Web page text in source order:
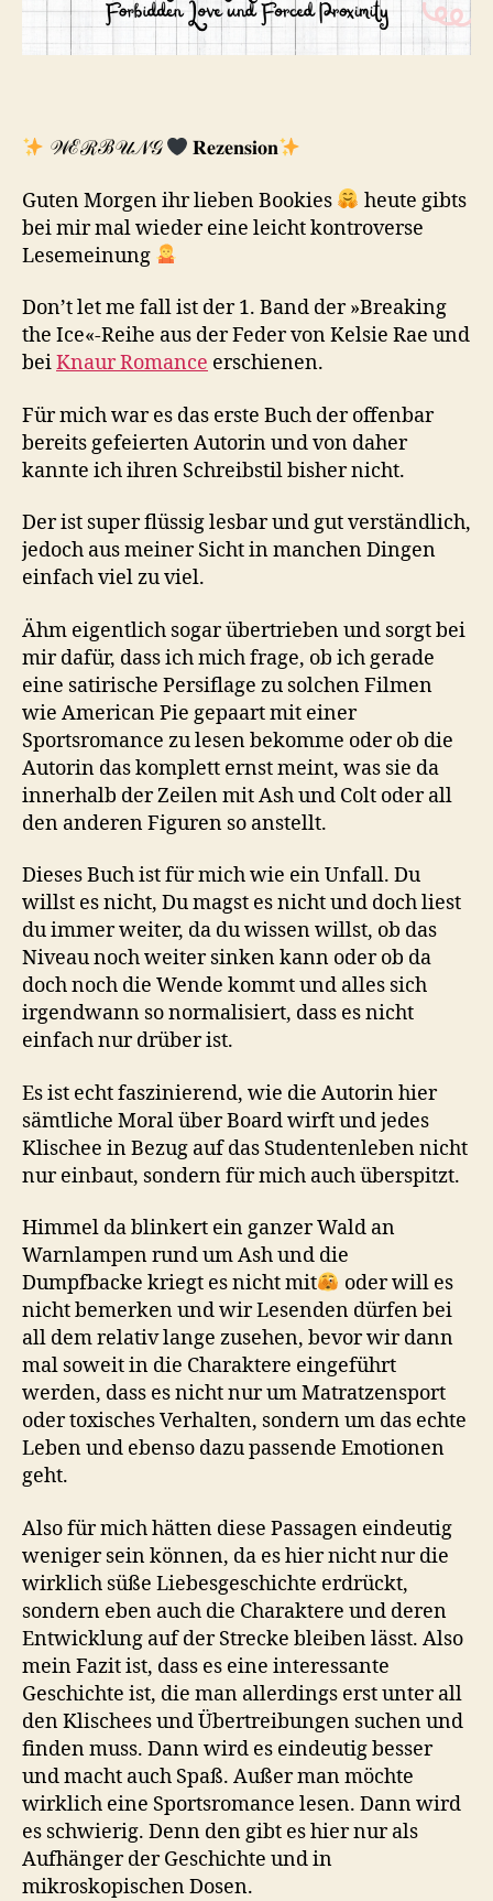
𝒲ℰℛℬ𝒰𝒩𝒢 𝐑𝐞𝐳𝐞𝐧𝐬𝐢𝐨𝐧
Guten Morgen ihr lieben Bookies
heute gibts
bei mir mal wieder eine leicht kontroverse
Lesemeinung
Don’t let me fall ist der 1. Band der »Breaking
the Ice«-Reihe aus der Feder von Kelsie Rae und
beiKnaur Romance erschienen.
Für mich war es das erste Buch der offenbar
bereits gefeierten Autorin und von daher
kannte ich ihren Schreibstil bisher nicht.
Der ist super flüssig lesbar und gut verständlich,
jedoch aus meiner Sicht in manchen Dingen
einfach viel zu viel.
Ähm eigentlich sogar übertrieben und sorgt bei
mir dafür, dass ich mich frage, ob ich gerade
eine satirische Persiflage zu solchen Filmen
wie American Pie gepaart mit einer
Sportsromance zu lesen bekomme oder ob die
Autorin das komplett ernst meint, was sie da
innerhalb der Zeilen mit Ash und Colt oder all
den anderen Figuren so anstellt.
Dieses Buch ist für mich wie ein Unfall. Du
willst es nicht, Du magst es nicht und doch liest
du immer weiter, da du wissen willst, ob das
Niveau noch weiter sinken kann oder ob da
doch noch die Wende kommt und alles sich
irgendwann so normalisiert, dass es nicht
einfach nur drüber ist.
Es ist echt faszinierend, wie die Autorin hier
sämtliche Moral über Board wirft und jedes
Klischee in Bezug auf das Studentenleben nicht
nur einbaut, sondern für mich auch überspitzt.
Himmel da blinkert ein ganzer Wald an
Warnlampen rund um Ash und die
Dumpfbacke kriegt es nicht mit
oder will es
nicht bemerken und wir Lesenden dürfen bei
all dem relativ lange zusehen, bevor wir dann
mal soweit in die Charaktere eingeführt
werden, dass es nicht nur um Matratzensport
oder toxisches Verhalten, sondern um das echte
Leben und ebenso dazu passende Emotionen
geht.
Also für mich hätten diese Passagen eindeutig
weniger sein können, da es hier nicht nur die
wirklich süße Liebesgeschichte erdrückt,
sondern eben auch die Charaktere und deren
Entwicklung auf der Strecke bleiben lässt. Also
mein Fazit ist, dass es eine interessante
Geschichte ist, die man allerdings erst unter all
den Klischees und Übertreibungen suchen und
finden muss. Dann wird es eindeutig besser
und macht auch Spaß. Außer man möchte
wirklich eine Sportsromance lesen. Dann wird
es schwierig. Denn den gibt es hier nur als
Aufhänger der Geschichte und in
mikroskopischen Dosen.